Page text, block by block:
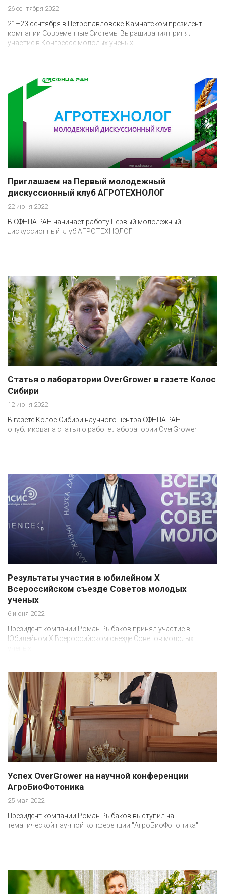
26 сентября 2022
21–23 сентября в Петропавловске-Камчатском президент
компании Современные Системы Выращивания принял
участие в Конгрессе молодых ученых
Приглашаем на Первый молодежный
дискуссионный клуб АГРОТЕХНОЛОГ
22 июня 2022
В СФНЦА РАН начинает работу Первый молодежный
дискуссионный клуб АГРОТЕХНОЛОГ
Статья о лаборатории OverGrower в газете Колос
Сибири
12 июня 2022
В газете Колос Сибири научного центра СФНЦА РАН
опубликована статья о работе лаборатории OverGrower
Результаты участия в юбилейном Х
Всероссийском съезде Советов молодых
ученых
6 июня 2022
Президент компании Роман Рыбаков принял участие в
Юбилейном X Всероссийском съезде Советов молодых
Успех OverGrower на научной конференции
АгроБиоФотоника
25 мая 2022
Президент компании Роман Рыбаков выступил на
тематической научной конференции "АгроБиоФотоника"